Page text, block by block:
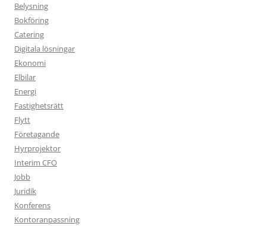
Belysning
Bokföring
Catering
Digitala lösningar
Ekonomi
Elbilar
Energi
Fastighetsrätt
Flytt
Företagande
Hyrprojektor
Interim CFO
Jobb
Juridik
Konferens
Kontoranpassning